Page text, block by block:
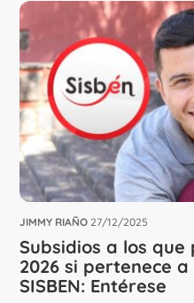
JIMMY RIAÑO 27/12/2025
Subsidios a los
2026 si pertenece
SISBEN: Entérese